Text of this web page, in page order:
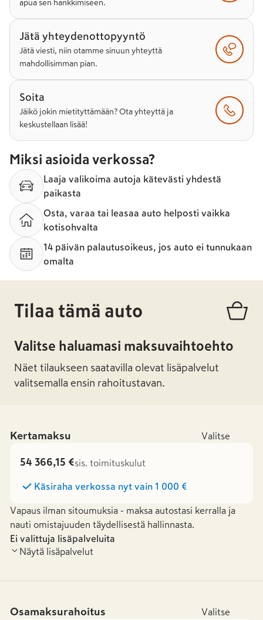
apua sen hankkimiseen.
Jätä yhteydenottopyyntö
Jätä viesti, niin otamme sinuun yhteyttä
mahdollisimman pian.
Soita
Jäikö jokin mietityttämään? Ota yhteyttä ja
keskustellaan lisää!
Miksi asioida verkossa?
Laaja valikoima autoja kätevästi yhdestä
paikasta
Osta, varaa tai leasaa auto helposti vaikka
kotisohvalta
14 päivän palautusoikeus, jos auto ei tunnukaan
omalta
Tilaa tämä auto
Valitse haluamasi maksuvaihtoehto
Näet tilaukseen saatavilla olevat lisäpalvelut
valitsemalla ensin rahoitustavan.
Kertamaksu Valitse
54 366,15 €sis. toimituskulut
Käsiraha verkossa nyt vain 1 000 €
Vapaus ilman sitoumuksia - maksa autostasi kerralla ja
nauti omistajuuden täydellisestä hallinnasta.
Ei valittuja lisäpalveluita
Näytä lisäpalvelut
Osamaksurahoitus Valitse